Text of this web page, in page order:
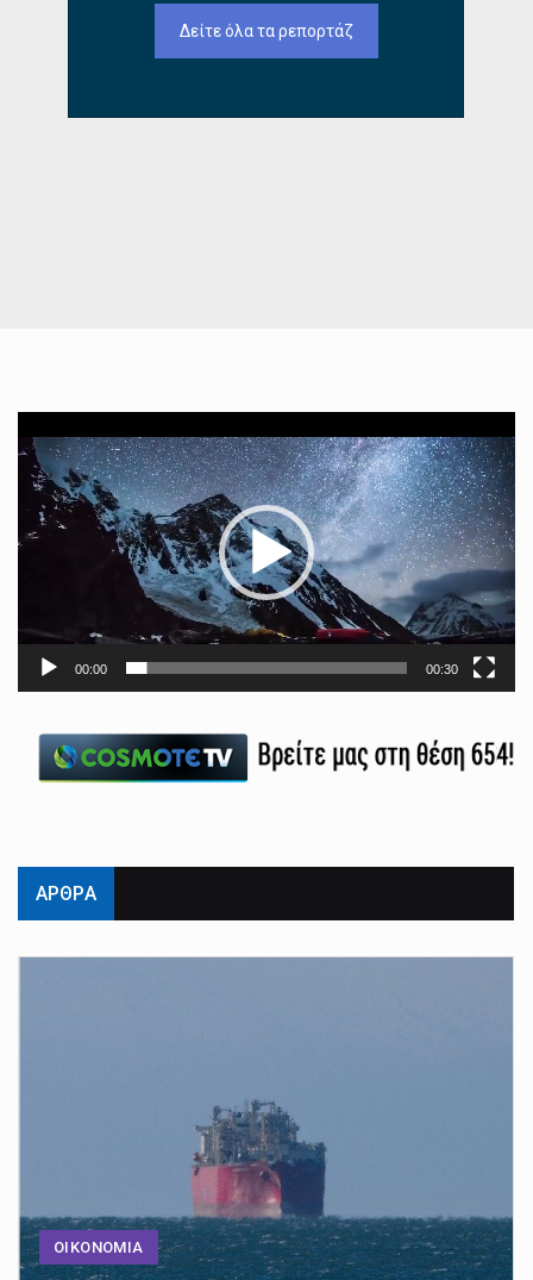
Δείτε όλα τα ρεπορτάζ
Αναπαραγωγής
Βίντεο
00:00 00:30
ΑΡΘΡΑ
ΟΙΚΟΝΟΜΙΑ